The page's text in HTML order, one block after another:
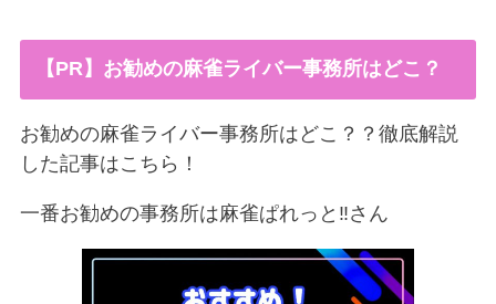
【PR】お勧めの麻雀ライバー事務所はどこ？
お勧めの麻雀ライバー事務所はどこ？？徹底解説
した記事はこちら！
一番お勧めの事務所は麻雀ぱれっと‼︎さん